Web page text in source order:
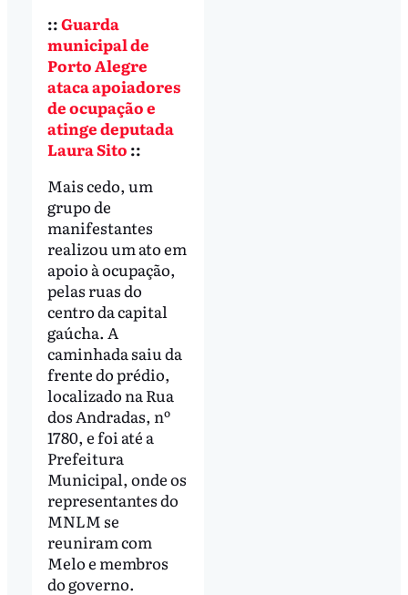
::Guarda
municipal de
Porto Alegre
ataca apoiadores
de ocupação e
atinge deputada
Laura Sito ::
Mais cedo, um
grupo de
manifestantes
realizou um ato em
apoio à ocupação,
pelas ruas do
centro da capital
gaúcha. A
caminhada saiu da
frente do prédio,
localizado na Rua
dos Andradas, nº
1780, e foi até a
Prefeitura
Municipal, onde os
representantes do
MNLM se
reuniram com
Melo e membros
do governo.